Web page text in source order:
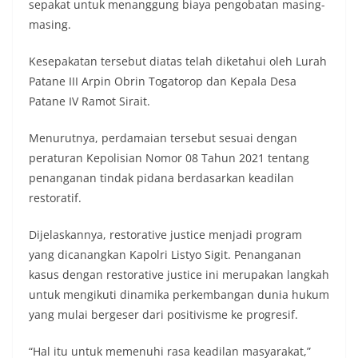
sambang ini adalah imbauan kepada warga untuk
memasang bendera Merah Putih secara penuh,
penghormatan dan rasa cinta tanah air
menjelang perayaan HUT Kemerdekaan RI.
Petugas mengingatkan bahwa pemasangan
bendera dengan benar merupakan salah satu
memperingati hari bersejarah bangsa
Indonesia.‎‎”Kami mengimbau kepada seluruh
warga agar mulai mempersiapkan dan memasang
bendera Merah Putih di depan rumah masing-
masing secara penuh. Ini adalah bentuk
perjuangan para pahlawan yang telah merebut
kemerdekaan,” ujar Aiptu Muliyadi Suraukur saat
berdialog dengan warga.‎‎Ia juga menambahkan
agar warga memperhatikan kondisi bendera yang
akan dikibarkan, memastikan bendera dalam
keadaan bersih, tidak sobek, dan layak untuk
negara.‎‎‎Selain menyampaikan imbauan terkait
sepakat untuk menanggung biaya pengobatan masing-
masing.
Kesepakatan tersebut diatas telah diketahui oleh Lurah
Patane III Arpin Obrin Togatorop dan Kepala Desa
Patane IV Ramot Sirait.
Menurutnya, perdamaian tersebut sesuai dengan
peraturan Kepolisian Nomor 08 Tahun 2021 tentang
penanganan tindak pidana berdasarkan keadilan
restoratif.
Dijelaskannya, restorative justice menjadi program
yang dicanangkan Kapolri Listyo Sigit. Penanganan
kasus dengan restorative justice ini merupakan langkah
untuk mengikuti dinamika perkembangan dunia hukum
yang mulai bergeser dari positivisme ke progresif.
“Hal itu untuk memenuhi rasa keadilan masyarakat,”